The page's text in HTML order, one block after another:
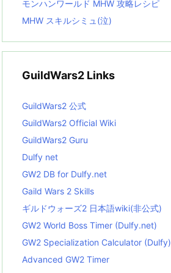
モンハンワールド MHW 攻略レシピ
MHW スキルシミュ(泣)
GuildWars2 Links
GuildWars2 公式
GuildWars2 Official Wiki
GuildWars2 Guru
Dulfy net
GW2 DB for Dulfy.net
Gaild Wars 2 Skills
ギルドウォーズ2 日本語wiki(非公式)
GW2 World Boss Timer (Dulfy.net)
GW2 Specialization Calculator (Dulfy)
Advanced GW2 Timer